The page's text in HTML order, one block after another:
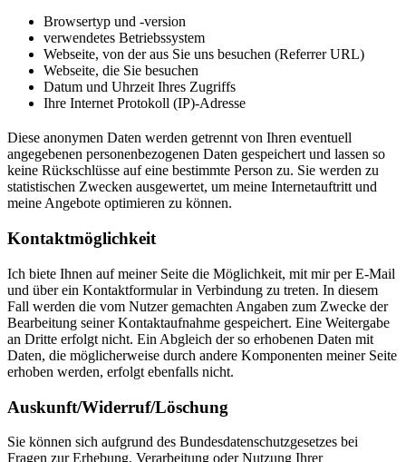
Browsertyp und -version
verwendetes Betriebssystem
Webseite, von der aus Sie uns besuchen (Referrer URL)
Webseite, die Sie besuchen
Datum und Uhrzeit Ihres Zugriffs
Ihre Internet Protokoll (IP)-Adresse
Diese anonymen Daten werden getrennt von Ihren eventuell
angegebenen personenbezogenen Daten gespeichert und lassen so
keine Rückschlüsse auf eine bestimmte Person zu. Sie werden zu
statistischen Zwecken ausgewertet, um meine Internetauftritt und
meine Angebote optimieren zu können.
Kontaktmöglichkeit
Ich biete Ihnen auf meiner Seite die Möglichkeit, mit mir per E-Mail
und über ein Kontaktformular in Verbindung zu treten. In diesem
Fall werden die vom Nutzer gemachten Angaben zum Zwecke der
Bearbeitung seiner Kontaktaufnahme gespeichert. Eine Weitergabe
an Dritte erfolgt nicht. Ein Abgleich der so erhobenen Daten mit
Daten, die möglicherweise durch andere Komponenten meiner Seite
erhoben werden, erfolgt ebenfalls nicht.
Auskunft/Widerruf/Löschung
Sie können sich aufgrund des Bundesdatenschutzgesetzes bei
Fragen zur Erhebung, Verarbeitung oder Nutzung Ihrer